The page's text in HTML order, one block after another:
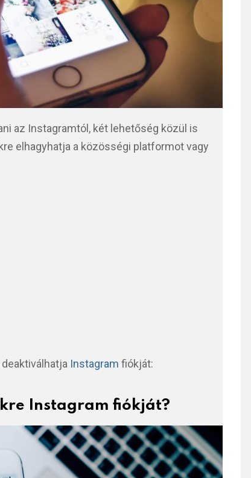
az Instagramtól, két lehetőség közül is
elhagyhatja a közösségi platformot vagy
Instagram fiókját:
Instagram fiókját?